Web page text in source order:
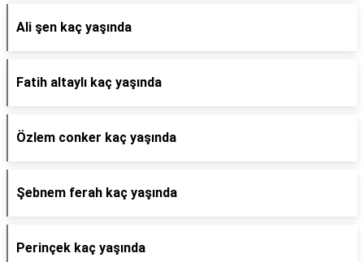
Ali şen kaç yaşında
Fatih altaylı kaç yaşında
Özlem conker kaç yaşında
Şebnem ferah kaç yaşında
Perinçek kaç yaşında